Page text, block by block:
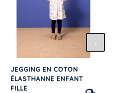
JEGGING EN COTON
ÉLASTHANNE ENFANT
FILLE